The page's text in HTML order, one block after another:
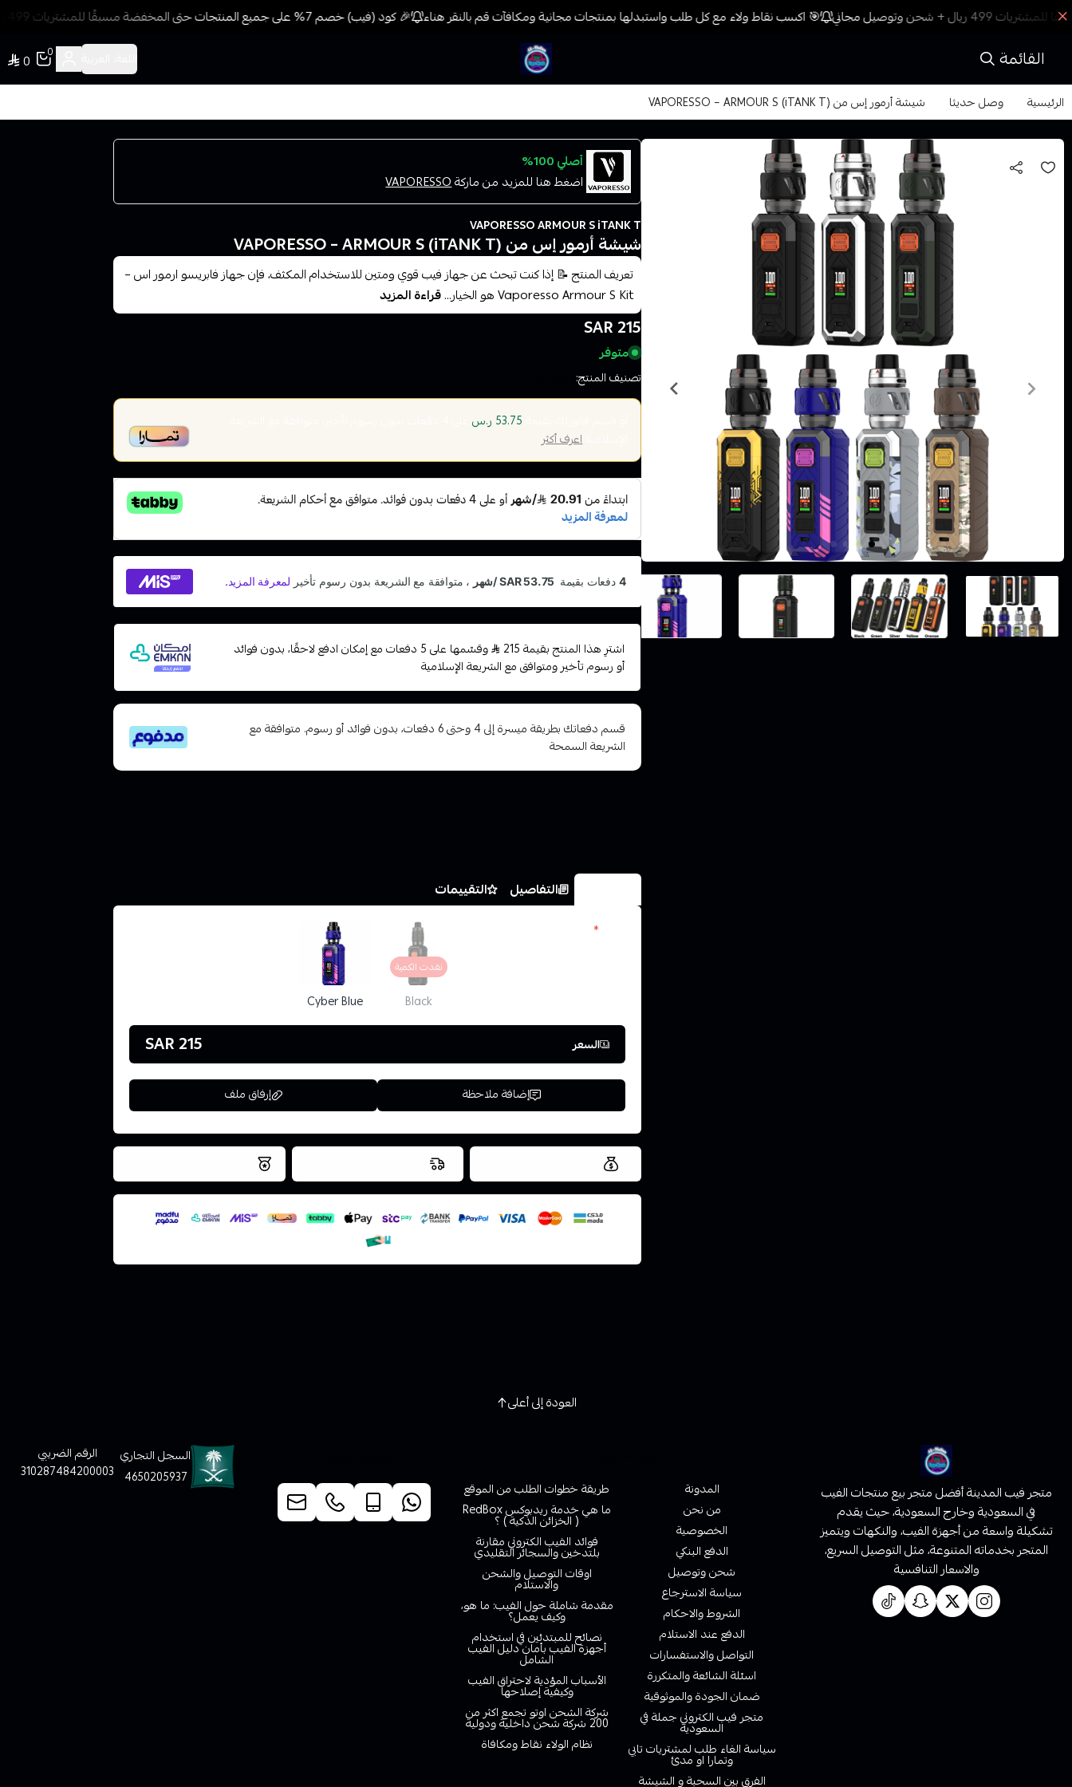
🎯 اكسب نقاط ولاء مع كل طلب واستبدلها بمنتجات مجانية ومكافآت قم بالنقر هناء 🎉 كود (فيب) خصم 7% على جميع المنتجات حتى المخفضة مسبقًا للمشتريات 499 ريال + شحن وتوصيل مجاني
القائمة فيب المدينة
0
0
الرئيسية وصل حديثا شيشة أرمور إس من VAPORESSO – ARMOUR S (iTANK T)
أصلي 100%
اضغط هنا للمزيد من ماركةVAPORESSO
VAPORESSO ARMOUR S iTANK T
شيشة أرمور إس من VAPORESSO – ARMOUR S (iTANK T)
تعريف المنتج 📝 إذا كنت تبحث عن جهاز فيب قوي ومتين للاستخدام المكثف، فإن جهاز فابريسو ارمور اس –
Vaporesso Armour S Kit هو الخيار...
قراءة المزيد
215 SAR
متوفر
تصنيف المنتج:
53.75 ر.س على
الإسلاميةاعرف أكثر
اشترِ هذا المنتج بقيمة 215
وقسّمها على 5 دفعات مع إمكان ادفع لاحقًا، بدون فوائد
أو رسوم تأخير ومتوافق مع الشريعة الإسلامية
قسم دفعاتك بطريقة ميسرة إلى 4 وحتى 6 دفعات، بدون فوائد أو رسوم. متوافقة مع
الشريعة السمحة
التفاصيل التقييمات
*
نفدت الكمية
Black
Cyber Blue
السعر 215 SAR
إضافة ملاحظة إرفاق ملف
اسحب و افلت الملف هنا
استعراض
العروض والشحن مجاني نتميز بلجودة والتخزين الامن
العودة إلى أعلى
متجر فيب المدينة أفضل متجر بيع منتجات الفيب
في السعودية وخارج السعودية، حيث يقدم
تشكيلة واسعة من أجهزة الفيب، والنكهات ويتميز
المتجر بخدماته المتنوعة، مثل التوصيل السريع،
والاسعار التنافسية
المدونة
من نحن
الخصوصية
الدفع البنكي
شحن وتوصيل
سياسة الاسترجاع
الشروط والاحكام
الدفع عند الاستلام
التواصل والاستفسارات
اسئلة الشائعة والمتكررة
ضمان الجودة والموثوقية
متجر فيب الكتروني جملة في
السعودية
سياسة الغاء طلب لمشتريات تابي
وتمارا او مدئ
الفرق بين السحبة و الشيشة
طريقة خطوات الطلب من الموقع
ما هي خدمة ريدبوكس RedBox
( الخزائن الذكية ) ؟
فوائد الفيب الكتروني مقارنة
بلتدخين والسجائر التقليدي
اوقات التوصيل والشحن
والاستلام
مقدمة شاملة حول الفيب: ما هو،
وكيف يعمل؟
نصائح للمبتدئين في استخدام
أجهزة الفيب بأمان دليل الفيب
الشامل
الأسباب المؤدية لاحتراق الفيب
وكيفية إصلاحها
شركة الشحن اوتو تجمع اكثر من
200 شركة شحن داخلية ودولية
نظام الولاء نقاط ومكافاة
السجل التجاري
4650205937
الرقم الضريبي
310287484200003